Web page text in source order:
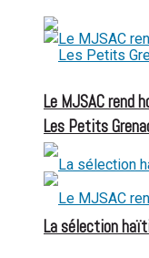
Les Petits
Le MJSAC rend
La sélection